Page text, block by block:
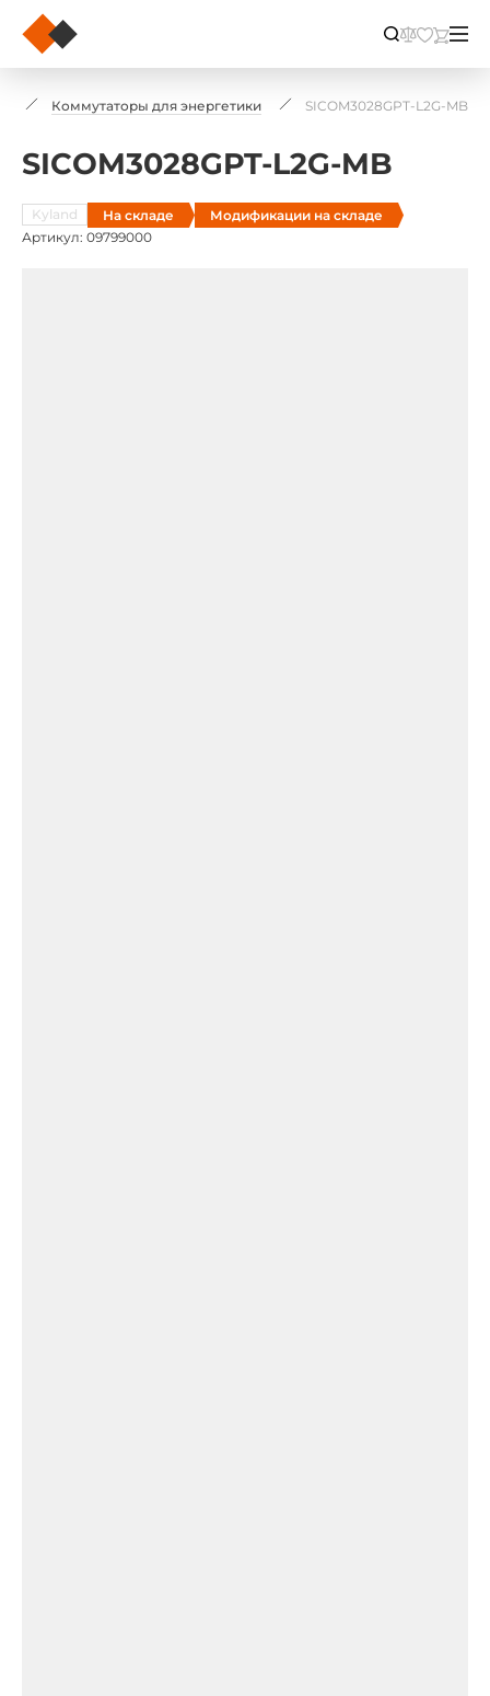
Коммутаторы для энергетики SICOM3028GPT-L2G-MB
SICOM3028GPT-L2G-MB
Kyland На складе
Модификации на складе
Артикул: 09799000